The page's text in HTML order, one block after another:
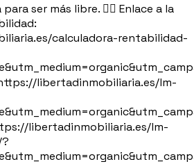
ser más libre. 👉🏻 Enlace a la
calculadora-rentabilidad-
https://libertadinmobiliaria.es/lm-
libertadinmobiliaria.es/lm-